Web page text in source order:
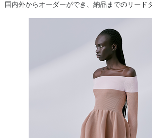
国内外からオーダーができ、納品までのリード